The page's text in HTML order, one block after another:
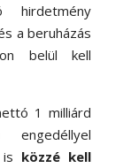
hirdetmény
a beruházás
belül kell
1 milliárd
engedéllyel
közzé kell